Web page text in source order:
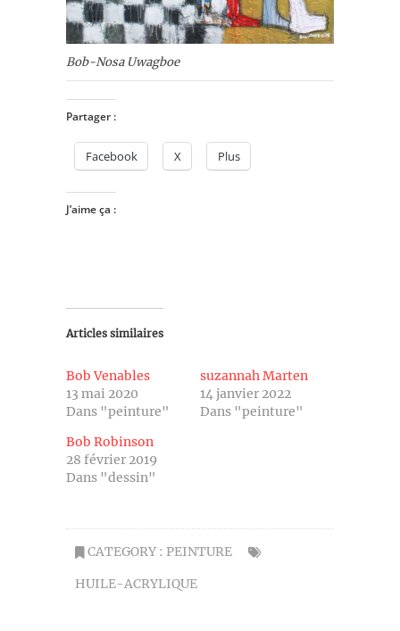
Bob-Nosa Uwagboe
Partager :
Facebook X Plus
J’aime ça :
Articles similaires
Bob Venables
13 mai 2020
Dans "peinture"
suzannah Marten
14 janvier 2022
Dans "peinture"
Bob Robinson
28 février 2019
Dans "dessin"
CATEGORY : PEINTURE
HUILE-ACRYLIQUE